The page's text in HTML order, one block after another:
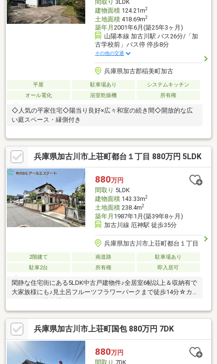
間取り 3LDK
建物面積124.21m2
土地面積418.69m2
築年月 2001年6月(築25年3ヶ月)
山陽本線 加古川駅 バス26分/「加
古学校前」バス停 停歩8分
その他の交通
兵庫県加古郡稲美町加古
平屋 駐車場あり
システムキッチン
オール電化
浴室乾燥機 所有権
◇人気の平家住宅◇陽当り良好×広々和室の続き間◇開放的な広
い庭スペース・縁側付き
兵庫県加古川市上荘町都台１丁目 880万円 5LDK
880万円
間取り 5LDK
建物面積143.33m2
土地面積238.4m2
築年月 1987年1月(築39年8ヶ月)
加古川線 厄神駅 徒歩35分
兵庫県加古川市上荘町都台１丁目
2階建て 南道路
駐車場あり
駐車2台
所有権 即入居可
閑静な住宅街にある5LDK中古戸建物件♪全居室6帖以上＆収納有で
大家族様にも♪見土呂フルーツフラワーパークまで徒歩14分☆カ
ーポート付駐車場2台
兵庫県加古川市上荘町国包 880万円 7DK
880万円
間取り 7DK